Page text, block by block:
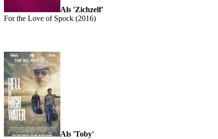
Als 'Zichzelf'
For the Love of Spock (2016)
Als 'Toby'